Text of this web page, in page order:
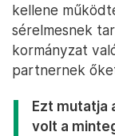
kellene
sérelmesnek
kormányzat
partnernek
Ezt mutatja
volt a